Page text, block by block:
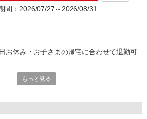
の収入
く40代主婦 Bさん】
の収入
ッツリ働いている方も多数！
机上研修 日給：1,040円×3.5時間
間：2026/07/27～2026/08/31
お休み・お子さまの帰宅に合わせて退勤可
40代活躍中！
もっと見る